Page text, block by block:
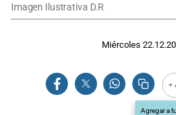
Imagen Ilustrativa D.R
Miércoles
+
Agregar a